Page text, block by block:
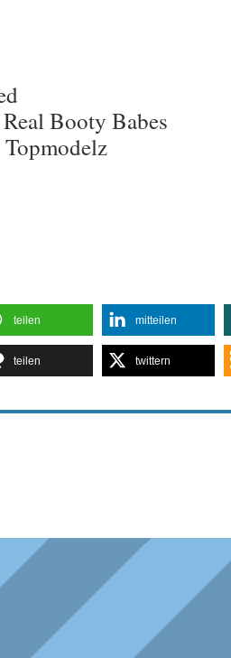
Booty Babes
teilen mitteilen
teilen twittern